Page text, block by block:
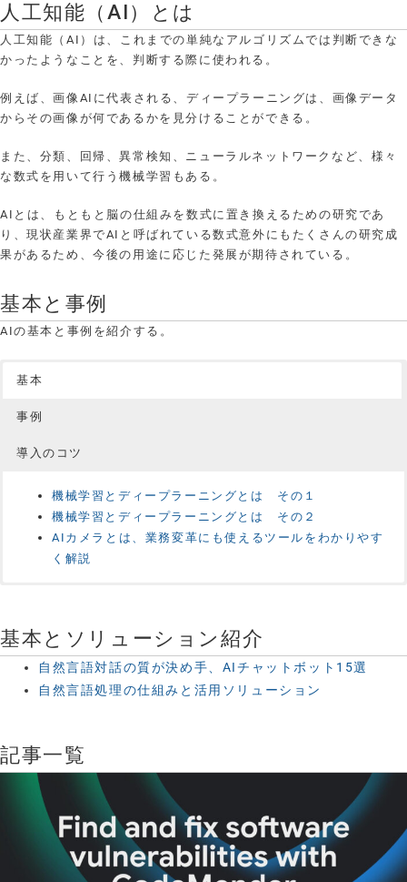
人工知能（AI）とは
人工知能（AI）は、これまでの単純なアルゴリズムでは判断できな
かったようなことを、判断する際に使われる。
例えば、画像AIに代表される、ディープラーニングは、画像データ
からその画像が何であるかを見分けることができる。
また、分類、回帰、異常検知、ニューラルネットワークなど、様々
な数式を用いて行う機械学習もある。
AIとは、もともと脳の仕組みを数式に置き換えるための研究であ
り、現状産業界でAIと呼ばれている数式意外にもたくさんの研究成
果があるため、今後の用途に応じた発展が期待されている。
基本と事例
AIの基本と事例を紹介する。
基本
事例
導入のコツ
機械学習とディープラーニングとは その１
機械学習とディープラーニングとは その２
AIカメラとは、業務変革にも使えるツールをわかりやす
く解説
基本とソリューション紹介
自然言語対話の質が決め手、AIチャットボット15選
自然言語処理の仕組みと活用ソリューション
記事一覧